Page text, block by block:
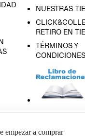
NUESTRAS
RETIRO EN
TÉRMINOS Y
CONDICIONES
PRIVACIDAD
empezar a comprar